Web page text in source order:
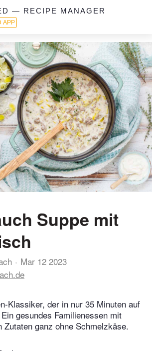
— RECIPE MANAGER
APP
Suppe mit
Mar 12 2023
Klassiker, der in nur 35 Minuten auf
gesundes Familienessen mit
Zutaten ganz ohne Schmelzkäse.